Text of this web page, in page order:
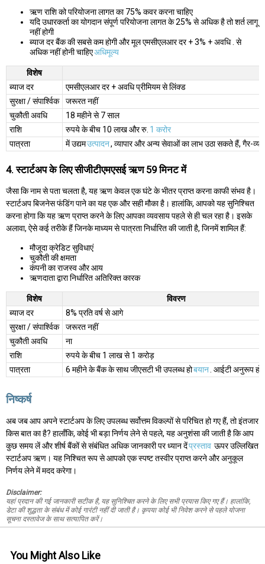
ऋण राशि को परियोजना लागत का 75% कवर करना चाहिए
यदि उधारकर्ता का योगदान संपूर्ण परियोजना लागत के 25% से अधिक है तो शर्त लागू
नहीं होगी
ब्याज दर बैंक की सबसे कम होगी और मूल एमसीएलआर दर + 3% + अवधि . से
अधिक नहीं होनी चाहिएअधिमूल्य
विशेष
ब्याज दर
एमसीएलआर दर + अवधि प्रीमियम से लिंक्ड
सुरक्षा / संपार्श्विक
जरूरत नहीं
चुकौती अवधि
18 महीने से 7 साल
राशि
रुपये के बीच 10 लाख और रु. 1 करोर
पात्रता
में उद्यमउत्पादन, व्यापार और अन्य सेवाओं का लाभ उठा सकते हैं, गैर-
4. स्टार्टअप के लिए सीजीटीएमएसई ऋण 59 मिनट में
जैसा कि नाम से पता चलता है, यह ऋण केवल एक घंटे के भीतर प्राप्त करना काफी संभव है।
स्टार्टअप बिजनेस फंडिंग पाने का यह एक और सही मौका है। हालांकि, आपको यह सुनिश्चित
करना होगा कि यह ऋण प्राप्त करने के लिए आपका व्यवसाय पहले से ही चल रहा है। इसके
अलावा, ऐसे कई तरीके हैं जिनके माध्यम से पात्रता निर्धारित की जाती है, जिनमें शामिल हैं:
मौजूदा क्रेडिट सुविधाएं
चुकौती की क्षमता
कंपनी का राजस्व और आय
ऋणदाता द्वारा निर्धारित अतिरिक्त कारक
विशेष
विवरण
ब्याज दर
8% प्रति वर्ष से आगे
सुरक्षा / संपार्श्विक
जरूरत नहीं
चुकौती अवधि
ना
राशि
रुपये के बीच 1 लाख से 1 करोड़
पात्रता
6 महीने के बैंक के साथ जीएसटी भी उपलब्ध होबयान. आईटी अनुरूप
निष्कर्ष
अब जब आप अपने स्टार्टअप के लिए उपलब्ध सर्वोत्तम विकल्पों से परिचित हो गए हैं, तो इंतजार
किस बात का है? हालाँकि, कोई भी बड़ा निर्णय लेने से पहले, यह अनुशंसा की जाती है कि आप
कुछ समय लें और शीर्ष बैंकों से संबंधित अधिक जानकारी पर ध्यान देंप्रस्ताव ऊपर उल्लिखित
स्टार्टअप ऋण। यह निश्चित रूप से आपको एक स्पष्ट तस्वीर प्राप्त करने और अनुकूल
निर्णय लेने में मदद करेगा।
Disclaimer:
यहां प्रदान की गई जानकारी सटीक है, यह सुनिश्चित करने के लिए सभी प्रयास किए गए हैं। हालांकि,
डेटा की शुद्धता के संबंध में कोई गारंटी नहीं दी जाती है। कृपया कोई भी निवेश करने से पहले योजना
सूचना दस्तावेज के साथ सत्यापित करें।
You Might Also Like